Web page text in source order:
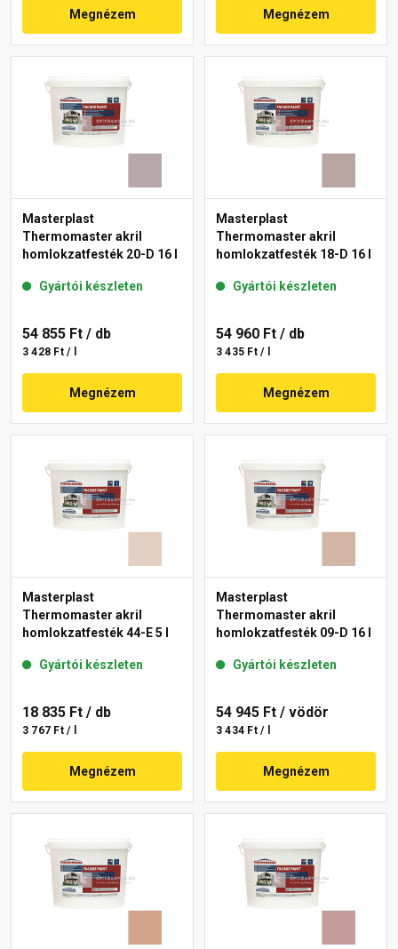
Megnézem Megnézem
Masterplast
Thermomaster akril
homlokzatfesték 20-D 16 l
Gyártói készleten
54 855 Ft / db
3 428 Ft / l
Megnézem
Masterplast
Thermomaster akril
homlokzatfesték 18-D 16 l
Gyártói készleten
54 960 Ft / db
3 435 Ft / l
Megnézem
Masterplast
Thermomaster akril
homlokzatfesték 44-E 5 l
Gyártói készleten
18 835 Ft / db
3 767 Ft / l
Megnézem
Masterplast
Thermomaster akril
homlokzatfesték 09-D 16 l
Gyártói készleten
54 945 Ft / vödör
3 434 Ft / l
Megnézem